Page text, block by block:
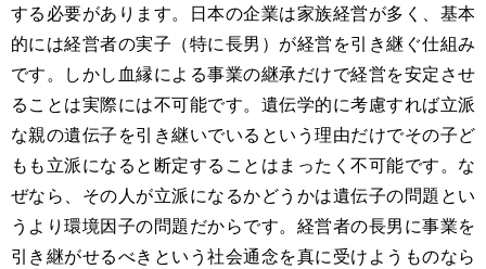
する必要があります。日本の企業は家族経営が多く、基本
的には経営者の実子（特に長男）が経営を引き継ぐ仕組み
です。しかし血縁による事業の継承だけで経営を安定させ
ることは実際には不可能です。遺伝学的に考慮すれば立派
な親の遺伝子を引き継いでいるという理由だけでその子ど
もも立派になると断定することはまったく不可能です。な
ぜなら、その人が立派になるかどうかは遺伝子の問題とい
うより環境因子の問題だからです。経営者の長男に事業を
引き継がせるべきという社会通念を真に受けようものなら